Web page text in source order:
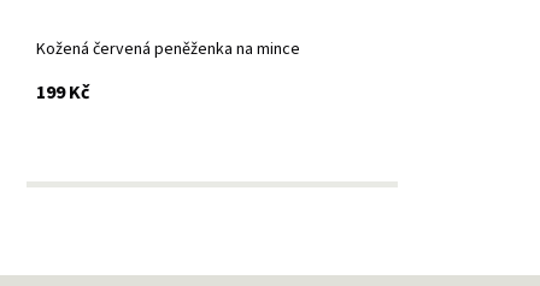
Kožená červená peněženka na mince
199 Kčs DPH